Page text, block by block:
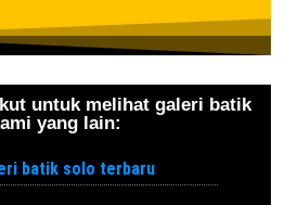
untuk melihat galeri batik
yang lain: